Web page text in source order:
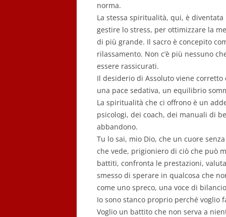
norma.
La stessa spiritualità, qui, è
gestire lo stress, per ottimizzare la
di più grande. Il sacro è concepito
rilassamento. Non c’è più nessuno
essere rassicurati.
Il desiderio di Assoluto viene corretto
una pace sedativa, un equilibrio
La spiritualità che ci offrono è un
psicologi, dei coach, dei manuali di
abbandono.
Tu lo sai, mio Dio, che un cuore
che vede, prigioniero di ciò che può
battiti, confronta le prestazioni,
smesso di sperare in qualcosa che
come uno spreco, una voce di
Io sono stanco proprio perché voglio
Voglio un battito che non serva a